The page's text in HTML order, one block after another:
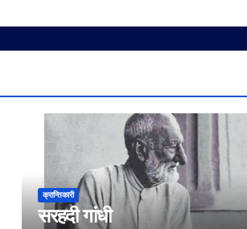
क्रान्तिकारी
सरहदी गांधी